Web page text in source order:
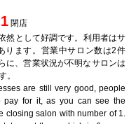
1 閉店
然として好調です。利用者はサ
ります。営業中サロン数は2件
に、営業状況が不明なサロンは
。
are still very good, people
pay for it, as you can see the
closing salon with number of 1.